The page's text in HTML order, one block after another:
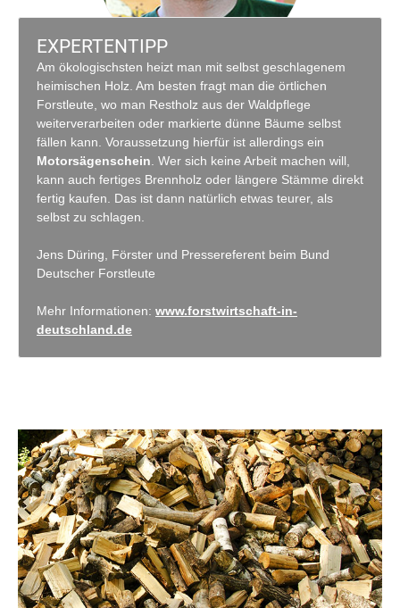
EXPERTENTIPP
Am ökologischsten heizt man mit selbst geschlagenem
heimischen Holz. Am besten fragt man die örtlichen
Forstleute, wo man Restholz aus der Waldpflege
weiterverarbeiten oder markierte dünne Bäume selbst
fällen kann. Voraussetzung hierfür ist allerdings ein
Motorsägenschein . Wer sich keine Arbeit machen will,
kann auch fertiges Brennholz oder längere Stämme direkt
fertig kaufen. Das ist dann natürlich etwas teurer, als
selbst zu schlagen.
Jens Düring, Förster und Pressereferent beim Bund
Deutscher Forstleute
Mehr Informationen: www.forstwirtschaft-in-
deutschland.de